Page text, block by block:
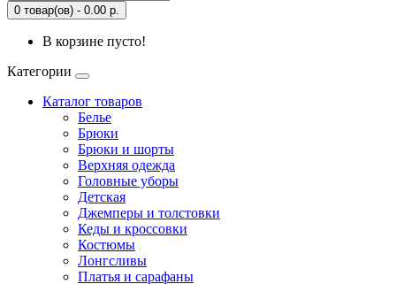
0 товар(ов) - 0.00 р.
В корзине пусто!
Категории
Каталог товаров
Белье
Брюки
Брюки и шорты
Верхняя одежда
Головные уборы
Детская
Джемперы и толстовки
Кеды и кроссовки
Костюмы
Лонгсливы
Платья и сарафаны